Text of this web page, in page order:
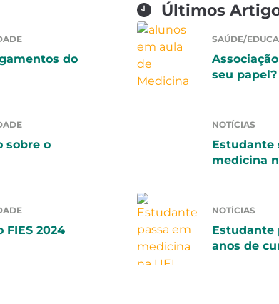
do
sobre o
2024
Últimos
SAÚDE/
seu papel?
NOTÍCIAS
Estudante
medicina
NOTÍCIAS
Estudante
anos de